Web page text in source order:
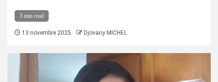
3 min read
13 novembre 2025 Djovany MICHEL